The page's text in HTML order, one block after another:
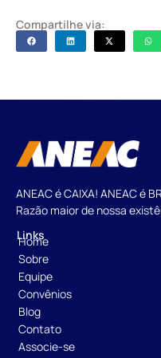
Compartilhe via:
ANEAC é CAIXA! ANEAC é
Razão maior de nossa
Links
Home
Sobre
Equipe
Convênios
Blog
Contato
Associe-se